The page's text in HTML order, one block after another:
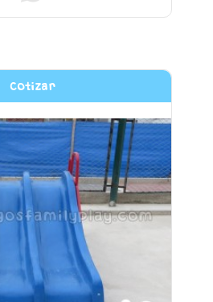
Cotizar